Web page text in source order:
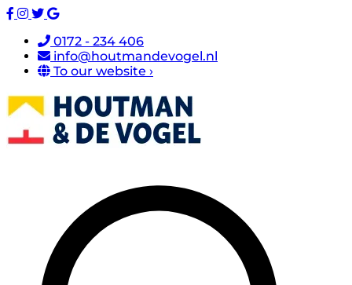
0172 - 234 406
info@houtmandevogel.nl
To our website ›